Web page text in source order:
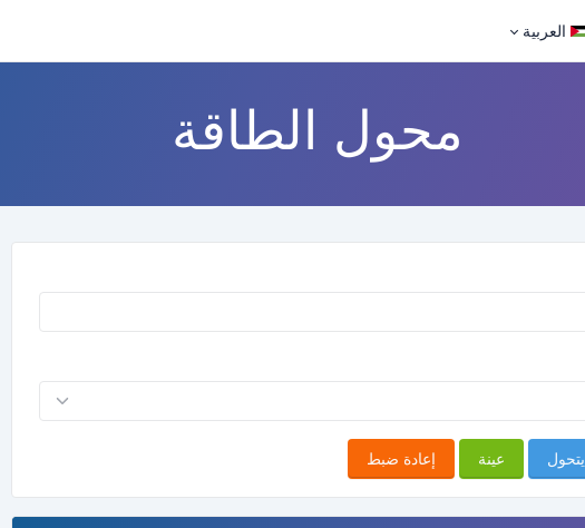
العربية
محول الطاقة
يتحول عينة إعادة ضبط